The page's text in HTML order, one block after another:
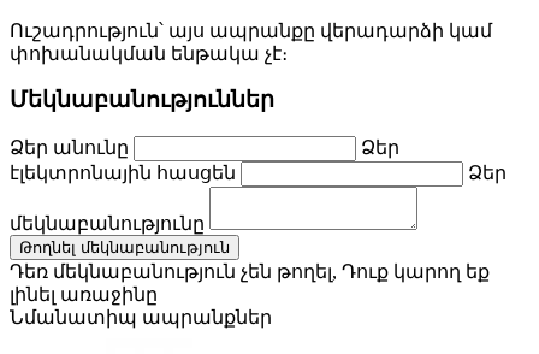
Ուշադրություն՝ այս ապրանքը վերադարձի կամ
փոխանակման ենթակա չէ։
Մեկնաբանություններ
Ձեր անունը
Ձեր
էլեկտրոնային հասցեն
Ձեր
մեկնաբանությունը
Թողնել մեկնաբանություն
Դեռ մեկնաբանություն չեն թողել, Դուք կարող եք
լինել առաջինը
Նմանատիպ ապրանքներ